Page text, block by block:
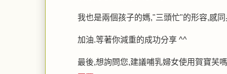
我也是兩個孩子的媽,"三頭忙"的形容,感同
加油.等著你減重的成功分享 ^^
最後,想詢問您,建議哺乳婦女使用賀寶芙